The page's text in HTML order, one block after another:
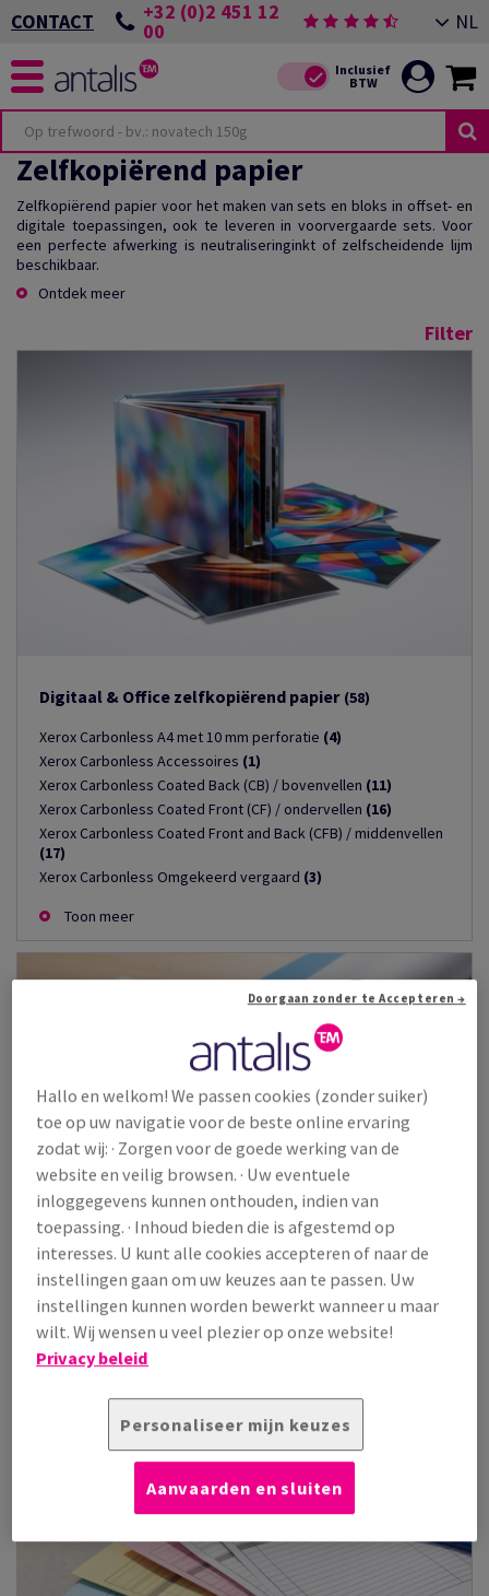
CONTACT +32 (0)2 451 12
00 NL
Zelfkopiërend papier
Zelfkopiërend papier voor het maken van sets en bloks in offset- en
digitale toepassingen, ook te leveren in voorvergaarde sets. Voor
een perfecte afwerking is neutraliseringinkt of zelfscheidende lijm
beschikbaar.
Ontdek meer
Filter
Digitaal & Office zelfkopiërend papier (58)
Xerox Carbonless A4 met 10 mm perforatie (4)
Xerox Carbonless Accessoires (1)
Xerox Carbonless Coated Back (CB) / bovenvellen (11)
Xerox Carbonless Coated Front (CF) / ondervellen (16)
Xerox Carbonless Coated Front and Back (CFB) / middenvellen
(17)
Xerox Carbonless Omgekeerd vergaard (3)
Toon meer
CF - Ondervel (35)
Reacto CF(35)
Reacto CF OCR(1)
Hallo en welkom! We passen cookies (zonder suiker)
toe op uw navigatie voor de beste online ervaring
zodat wij: · Zorgen voor de goede werking van de
website en veilig browsen. · Uw eventuele
inloggegevens kunnen onthouden, indien van
toepassing. · Inhoud bieden die is afgestemd op
interesses. U kunt alle cookies accepteren of naar de
instellingen gaan om uw keuzes aan te passen. Uw
instellingen kunnen worden bewerkt wanneer u maar
wilt. Wij wensen u veel plezier op onze website!
Privacy beleid
Personaliseer mijn keuzes
Doorgaan zonder te Accepteren →
Aanvaarden en sluiten